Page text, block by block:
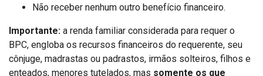
Não receber nenhum outro benefício financeiro.
Importante: a renda familiar considerada para requer o
BPC, engloba os recursos financeiros do requerente, seu
cônjuge, madrastas ou padrastos, irmãos solteiros, filhos e
enteados, menores tutelados, mas somente os que